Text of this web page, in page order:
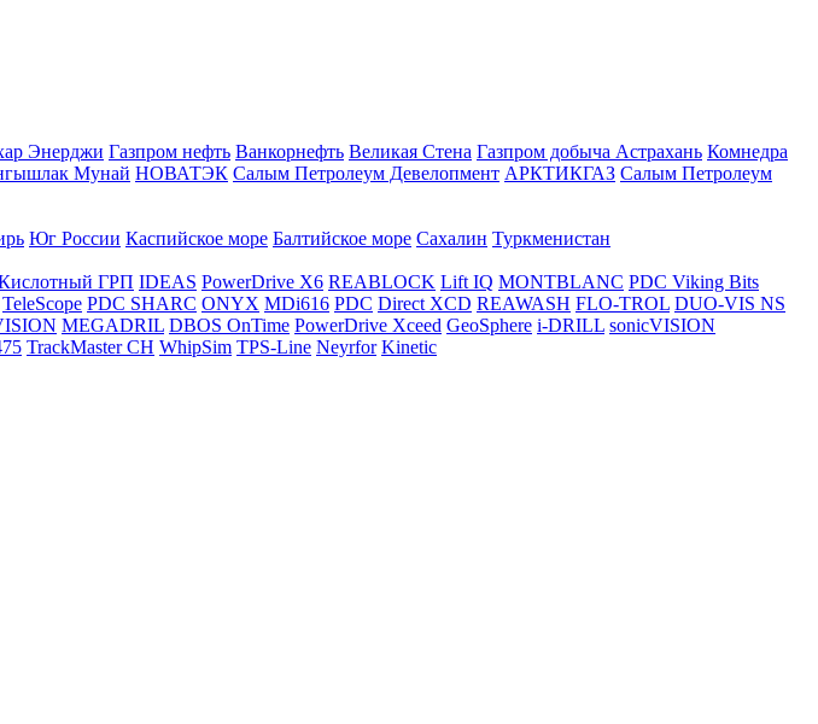
Энерджи Газпром нефть Ванкорнефть Великая Стена Газпром добыча Астрахань Комнедра
Мунай НОВАТЭК Салым Петролеум Девелопмент АРКТИКГАЗ Салым Петролеум
Юг России Каспийское море Балтийское море Сахалин Туркменистан
ГРП IDEAS PowerDrive X6 REABLOCK Lift IQ MONTBLANC PDC Viking Bits
TeleScope PDC SHARC ONYX MDi616 PDC Direct XCD REAWASH FLO-TROL DUO-VIS NS
MEGADRIL DBOS OnTime PowerDrive Xceed GeoSphere i-DRILL sonicVISION
TrackMaster CH WhipSim TPS-Line Neyrfor Kinetic